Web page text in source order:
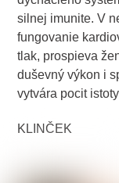
silnej imunite. V
fungovanie
tlak, prospieva
duševný výkon i
vytvára pocit
KLINČEK